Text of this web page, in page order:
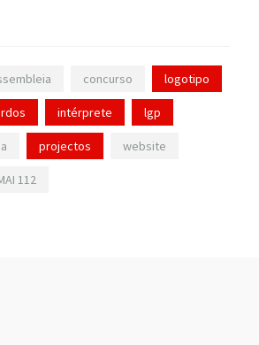
concurso logotipo
intérprete lgp
projectos website
112